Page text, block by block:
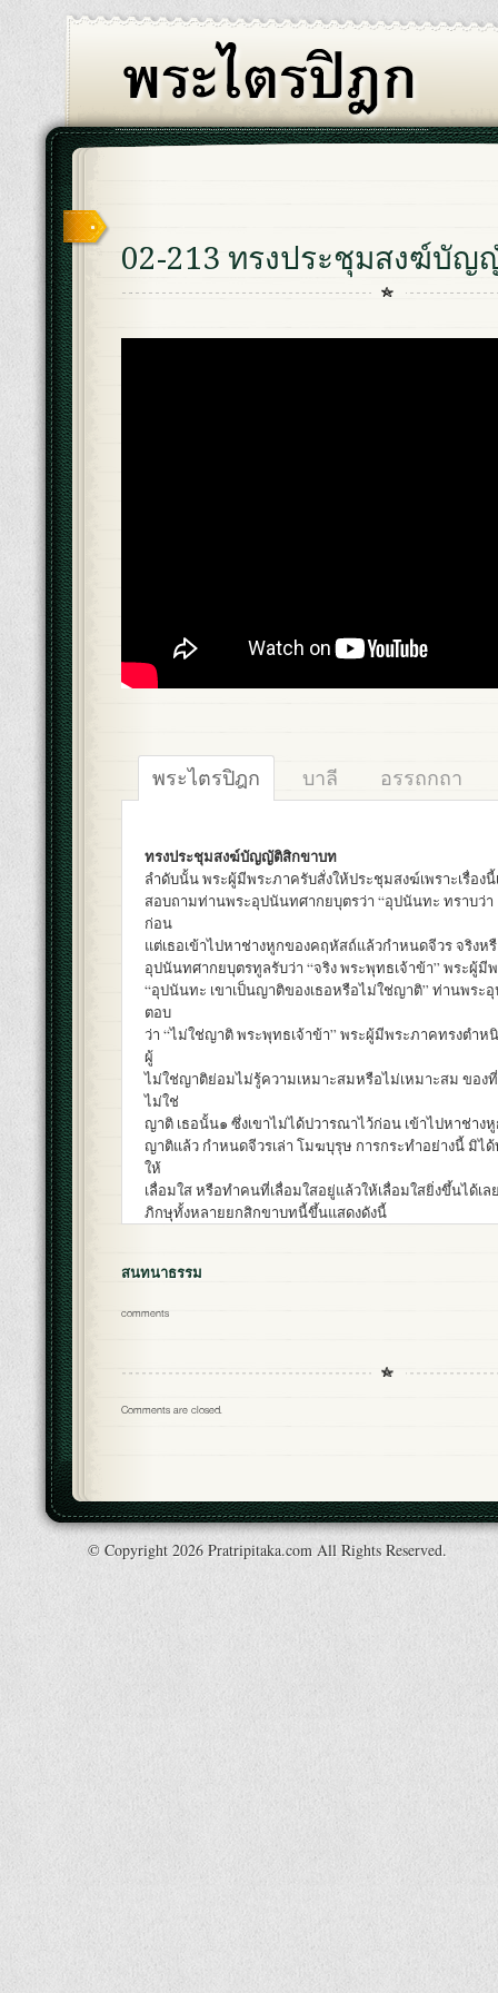
02-213 ทรงประชุมสงฆ์บั
พระไตรปิฎก บาลี อรรถกถา
ทรงประชุมสงฆ์บัญญัติสิกขาบท
ลำดับนั้น พระผู้มีพระภาครับสั่งให้ประชุมสงฆ์เพราะเรื่อง
สอบถามท่านพระอุปนันทศากยบุตรว่า “อุปนันทะ ทราบว่า
ก่อน
แต่เธอเข้าไปหาช่างหูกของคฤหัสถ์แล้วกำหนดจีวร จริงห
อุปนันทศากยบุตรทูลรับว่า “จริง พระพุทธเจ้าข้า” พระผู้มี
“อุปนันทะ เขาเป็นญาติของเธอหรือไม่ใช่ญาติ” ท่านพระ
ตอบ
ว่า “ไม่ใช่ญาติ พระพุทธเจ้าข้า” พระผู้มีพระภาคทรงตำ
ผู้
ไม่ใช่ญาติย่อมไม่รู้ความเหมาะสมหรือไม่เหมาะสม ของ
ไม่ใช่
ญาติ เธอนั้น๑ ซึ่งเขาไม่ได้ปวารณาไว้ก่อน เข้าไปหาช่าง
ญาติแล้ว กำหนดจีวรเล่า โมฆบุรุษ การกระทำอย่างนี้ มิไ
ให้
เลื่อมใส หรือทำคนที่เลื่อมใสอยู่แล้วให้เลื่อมใสยิ่งขึ้นได้เล
ภิกษุทั้งหลายยกสิกขาบทนี้ขึ้นแสดงดังนี้
สนทนาธรรม
comments
Comments are closed.
© Copyright 2026 Pratripitaka.com All Rights Reserved.